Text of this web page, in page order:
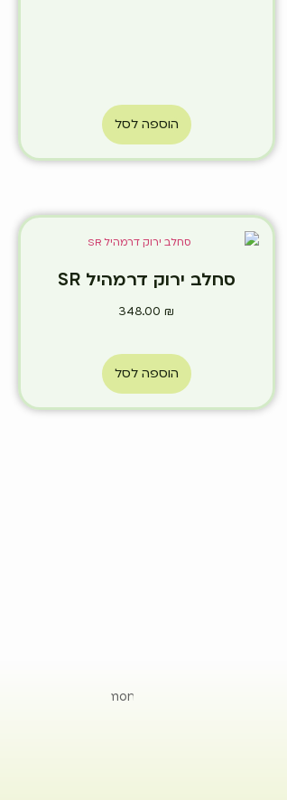
הוספה לסל
סחלב ירוק דרמהיל SR
348.00 ₪
הוספה לסל